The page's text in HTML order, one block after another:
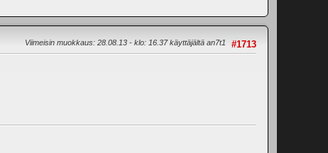
#1713
Viimeisin muokkaus: 28.08.13 - klo: 16.37 käyttäjältä an7t1